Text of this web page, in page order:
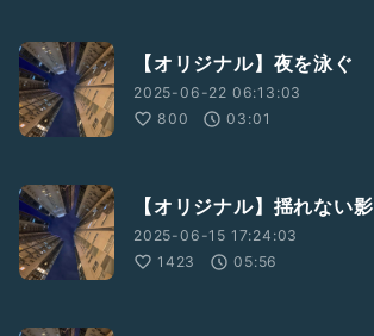
君の傍で笑ってた
私を私を
いつまでも忘れないで
You make me fire, you make me fire
いつまでもここにいる
いつの日か
私が散って砂に乾いても
愛してください
【オリジナル】夜を泳ぐ
2025-06-22 06:13:03
800
03:01
【オリジナル】揺れない影
2025-06-15 17:24:03
1423
05:56